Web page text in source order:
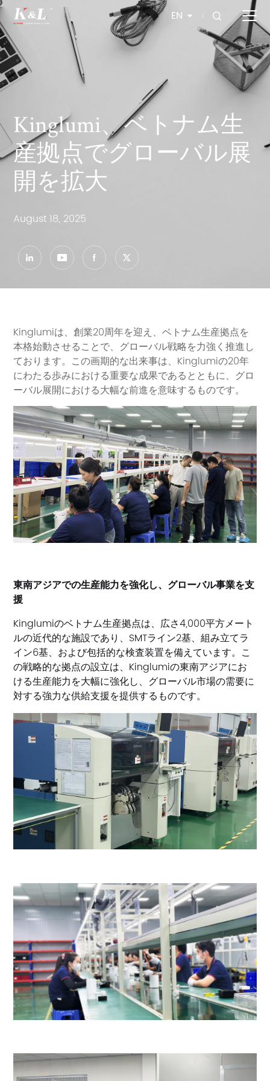
EN
Kinglumi、ベトナム生
産拠点でグローバル展
開を拡大
August 18, 2025
Kinglumiは、創業20周年を迎え、ベトナム生産拠点を
本格始動させることで、グローバル戦略を力強く推進し
ております。この画期的な出来事は、Kinglumiの20年
にわたる歩みにおける重要な成果であるとともに、グロ
ーバル展開における大幅な前進を意味するものです。
東南アジアでの生産能力を強化し、グローバル事業を支
援
Kinglumiのベトナム生産拠点は、広さ4,000平方メート
ルの近代的な施設であり、SMTライン2基、組み立てラ
イン6基、および包括的な検査装置を備えています。こ
の戦略的な拠点の設立は、Kinglumiの東南アジアにお
ける生産能力を大幅に強化し、グローバル市場の需要に
対する強力な供給支援を提供するものです。